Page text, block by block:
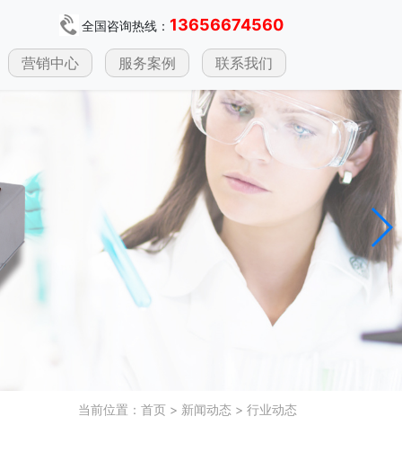
全国咨询热线： 13656674560
营销中心 服务案例 联系我们
当前位置： 首页 > 新闻动态 > 行业动态